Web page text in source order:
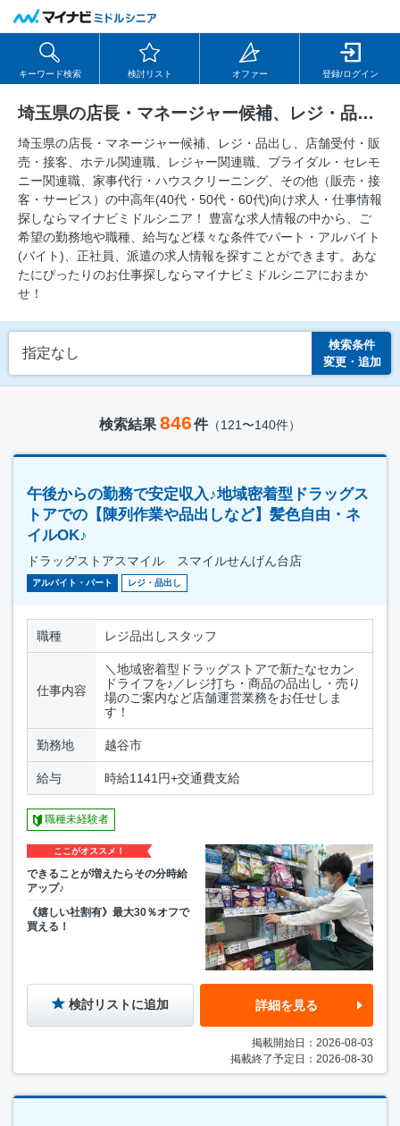
キーワード検索 検討リスト オファー 登録/ログイン
埼玉県の店長・マネージャー候補、レジ・品出し、店舗受付・販売・接客、ホテル関連職、レジャー関連職、ブライダル・セレモニー関連職、家事代行・ハウスクリーニング、その他（販売・接客・サービス）の求人
埼玉県の店長・マネージャー候補、レジ・品出し、店舗受付・販
売・接客、ホテル関連職、レジャー関連職、ブライダル・セレモ
ニー関連職、家事代行・ハウスクリーニング、その他（販売・接
客・サービス）の中⾼年(40代・50代・60代)向け求⼈・仕事情報
探しならマイナビミドルシニア！ 豊富な求人情報の中から、ご
希望の勤務地や職種、給与など様々な条件でパート・アルバイト
(バイト)、正社員、派遣の求人情報を探すことができます。あな
たにぴったりのお仕事探しならマイナビミドルシニアにおまか
せ！
指定なし
検索条件
変更・追加
検索結果 846件（121〜140件）
午後からの勤務で安定収入♪地域密着型ドラッグス
トアでの【陳列作業や品出しなど】髪色自由・ネ
イルOK♪
ドラッグストアスマイル スマイルせんげん台店
アルバイト・パート レジ・品出し
職種 レジ品出しスタッフ
仕事内容
＼地域密着型ドラッグストアで新たなセカン
ドライフを♪／レジ打ち・商品の品出し・売り
場のご案内など店舗運営業務をお任せしま
す！
勤務地 越谷市
給与 時給1141円+交通費支給
職種未経験者
ここがオススメ！
できることが増えたらその分時給
アップ♪
《嬉しい社割有》最大30％オフで
買える！
検討リストに追加 詳細を見る
掲載開始日：2026-08-03
掲載終了予定日：2026-08-30